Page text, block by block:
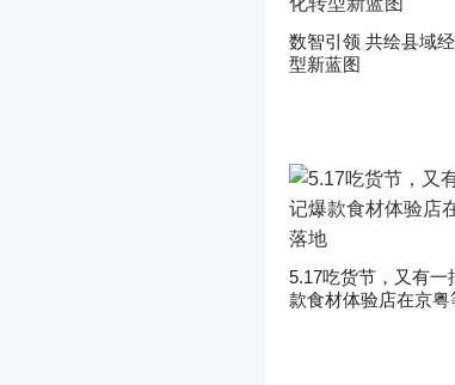
数智引领 共绘县域
型新蓝图
5.17吃货节，又有一
款食材体验店在京粤